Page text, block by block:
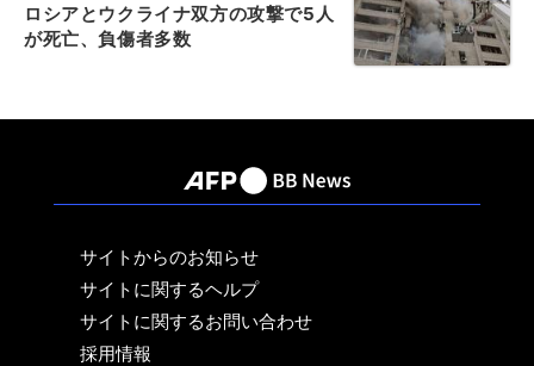
ロシアとウクライナ双方の攻撃で5人
が死亡、負傷者多数
サイトからのお知らせ
サイトに関するヘルプ
サイトに関するお問い合わせ
採用情報